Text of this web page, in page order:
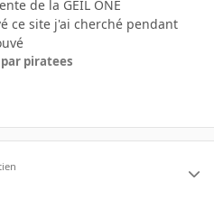
de la GEIL ONE
ce site j'ai cherché pendant
par piratees